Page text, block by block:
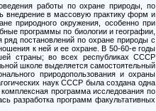
работы по охране природы, по
внедрение в массовую практику форм и
природного окружения, особенно при
программы по биологии и географии,
постановлений по охране природы с
к ней и ее охране. В 50-60-е годы
страны; во всех республиках СССР
школе выделяется самостоятельный
природопользования и охраны
наук СССР была создана одна
программа исследования по
разработка программ факультативных